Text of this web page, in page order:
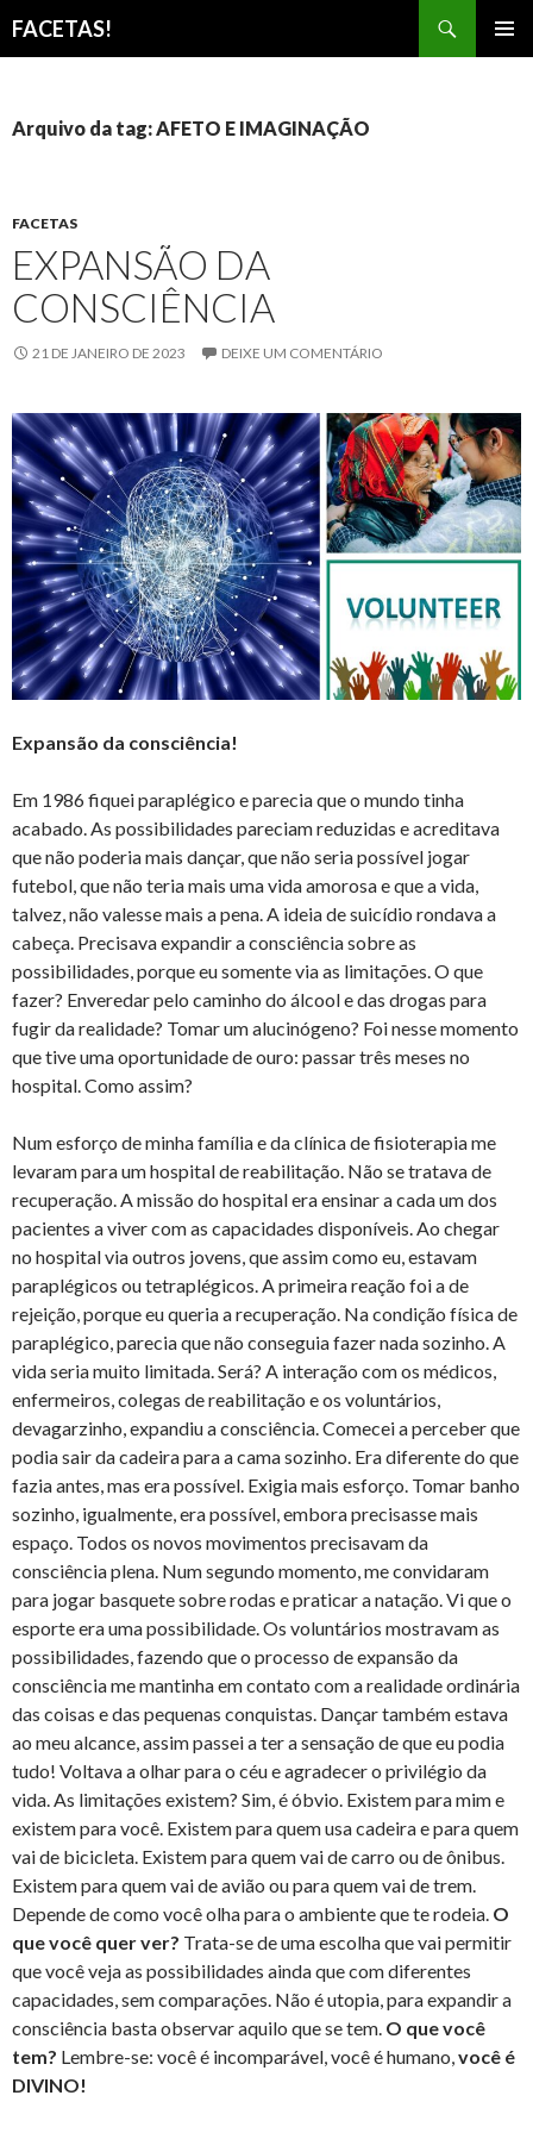
FACETAS!
CONTEÚDO
Arquivo da tag: AFETO E IMAGINAÇÃO
FACETAS
EXPANSÃO DA
CONSCIÊNCIA
21 DE JANEIRO DE 2023 DEIXE UM COMENTÁRIO
Expansão da consciência!
Em 1986 fiquei paraplégico e parecia que o mundo tinha
acabado. As possibilidades pareciam reduzidas e acreditava
que não poderia mais dançar, que não seria possível jogar
futebol, que não teria mais uma vida amorosa e que a vida,
talvez, não valesse mais a pena. A ideia de suicídio rondava a
cabeça. Precisava expandir a consciência sobre as
possibilidades, porque eu somente via as limitações. O que
fazer? Enveredar pelo caminho do álcool e das drogas para
fugir da realidade? Tomar um alucinógeno? Foi nesse momento
que tive uma oportunidade de ouro: passar três meses no
hospital. Como assim?
Num esforço de minha família e da clínica de fisioterapia me
levaram para um hospital de reabilitação. Não se tratava de
recuperação. A missão do hospital era ensinar a cada um dos
pacientes a viver com as capacidades disponíveis. Ao chegar
no hospital via outros jovens, que assim como eu, estavam
paraplégicos ou tetraplégicos. A primeira reação foi a de
rejeição, porque eu queria a recuperação. Na condição física de
paraplégico, parecia que não conseguia fazer nada sozinho. A
vida seria muito limitada. Será? A interação com os médicos,
enfermeiros, colegas de reabilitação e os voluntários,
devagarzinho, expandiu a consciência. Comecei a perceber que
podia sair da cadeira para a cama sozinho. Era diferente do que
fazia antes, mas era possível. Exigia mais esforço. Tomar banho
sozinho, igualmente, era possível, embora precisasse mais
espaço. Todos os novos movimentos precisavam da
consciência plena. Num segundo momento, me convidaram
para jogar basquete sobre rodas e praticar a natação. Vi que o
esporte era uma possibilidade. Os voluntários mostravam as
possibilidades, fazendo que o processo de expansão da
consciência me mantinha em contato com a realidade ordinária
das coisas e das pequenas conquistas. Dançar também estava
ao meu alcance, assim passei a ter a sensação de que eu podia
tudo! Voltava a olhar para o céu e agradecer o privilégio da
vida. As limitações existem? Sim, é óbvio. Existem para mim e
existem para você. Existem para quem usa cadeira e para quem
vai de bicicleta. Existem para quem vai de carro ou de ônibus.
Existem para quem vai de avião ou para quem vai de trem.
Depende de como você olha para o ambiente que te rodeia. O
que você quer ver? Trata-se de uma escolha que vai permitir
que você veja as possibilidades ainda que com diferentes
capacidades, sem comparações. Não é utopia, para expandir a
consciência basta observar aquilo que se tem. O que você
tem? Lembre-se: você é incomparável, você é humano, você é
DIVINO!